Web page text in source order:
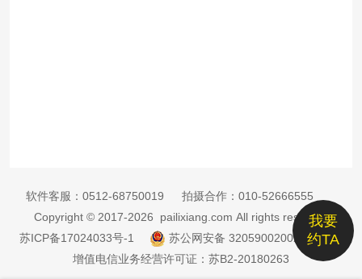
我要
约TA
软件客服： 0512-68750019 拍摄合作： 010-52666555
Copyright © 2017-2026 pailixiang.com All rights reserved
苏ICP备17024033号-1
苏公网安备 32059002002885号
增值电信业务经营许可证：苏B2-20180263